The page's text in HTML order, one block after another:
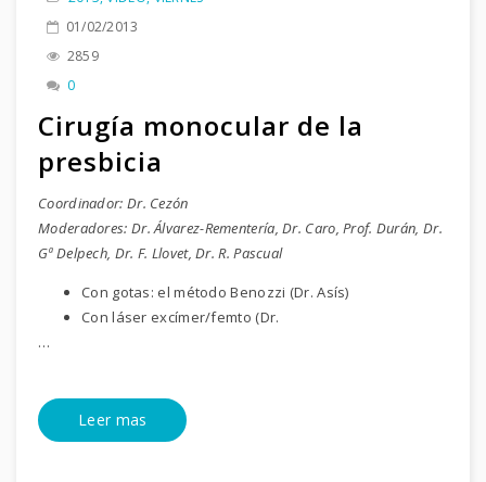
01/02/2013
2859
0
Cirugía monocular de la
presbicia
Coordinador: Dr. Cezón
Moderadores: Dr. Álvarez-Rementería, Dr. Caro, Prof. Durán, Dr.
Gª Delpech, Dr. F. Llovet, Dr. R. Pascual
Con gotas: el método Benozzi (Dr. Asís)
Con láser excímer/femto (Dr.
…
Leer mas